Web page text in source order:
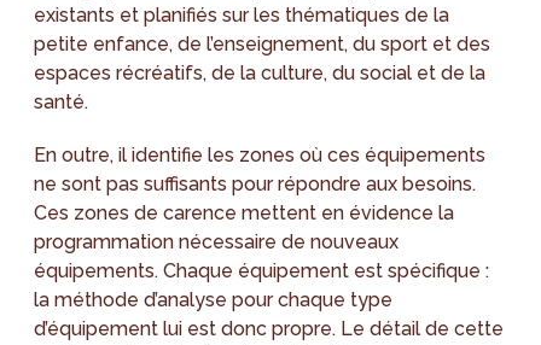
existants et planifiés sur les thématiques de la
petite enfance, de l’enseignement, du sport et des
espaces récréatifs, de la culture, du social et de la
santé.
En outre, il identifie les zones où ces équipements
ne sont pas suffisants pour répondre aux besoins.
Ces zones de carence mettent en évidence la
programmation nécessaire de nouveaux
équipements. Chaque équipement est spécifique :
la méthode d’analyse pour chaque type
d’équipement lui est donc propre. Le détail de cette